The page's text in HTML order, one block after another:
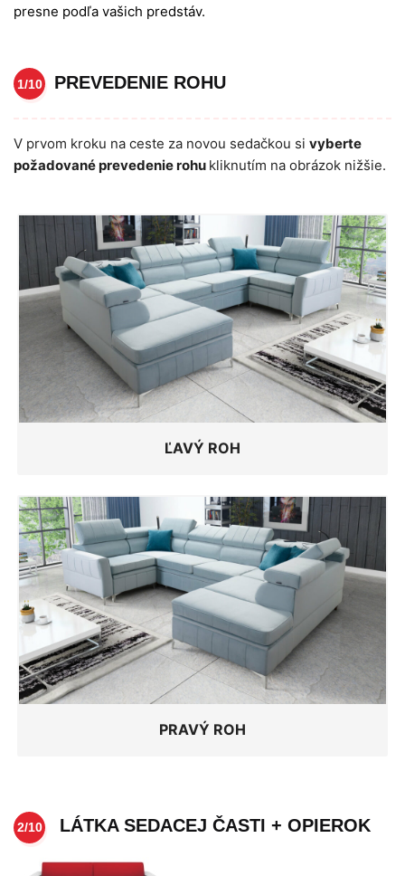
presne podľa vašich predstáv.
1/10 PREVEDENIE ROHU
V prvom kroku na ceste za novou sedačkou si vyberte
požadované prevedenie rohu kliknutím na obrázok nižšie.
ĽAVÝ ROH
PRAVÝ ROH
2/10 LÁTKA SEDACEJ ČASTI + OPIEROK